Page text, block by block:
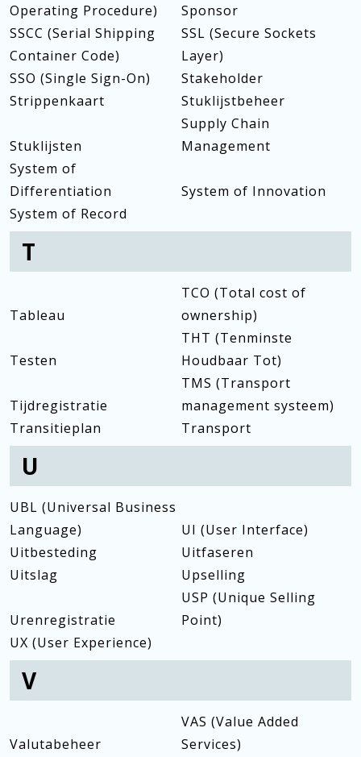
Operating Procedure)
Sponsor
SSCC (Serial Shipping
Container Code)
SSL (Secure Sockets
Layer)
SSO (Single Sign-On)
Stakeholder
Strippenkaart
Stuklijstbeheer
Stuklijsten
Supply Chain
Management
System of
Differentiation
System of Innovation
System of Record
T
Tableau
TCO (Total cost of
ownership)
Testen
THT (Tenminste
Houdbaar Tot)
Tijdregistratie
TMS (Transport
management systeem)
Transitieplan
Transport
U
UBL (Universal Business
Language)
UI (User Interface)
Uitbesteding
Uitfaseren
Uitslag
Upselling
Urenregistratie
USP (Unique Selling
Point)
UX (User Experience)
V
Valutabeheer
VAS (Value Added
Services)